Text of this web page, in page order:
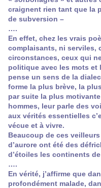
craignent rien tant que la
de subversion –
….
En effet, chez les vrais
complaisants, ni serviles,
circonstances, ceux qui
politique avec les mots et
pense un sens de la
forme la plus brève, la
par suite la plus
hommes, leur parle des
aux vérités essentielles
vécue et à vivre.
Beaucoup de ces
d’aurore ont été des
d’étoiles les continents
….
En vérité, j’affirme que
profondément malade,